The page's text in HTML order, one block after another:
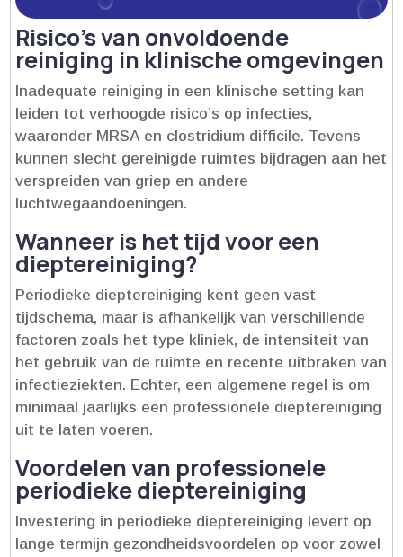
Risico’s van onvoldoende
reiniging in klinische omgevingen
Inadequate reiniging in een klinische setting kan
leiden tot verhoogde risico’s op infecties,
waaronder MRSA en clostridium difficile.​ Tevens
kunnen slecht gereinigde ruimtes bijdragen aan het
verspreiden van griep en andere
luchtwegaandoeningen.​
Wanneer is het tijd voor een
dieptereiniging?
Periodieke dieptereiniging kent geen vast
tijdschema, maar is afhankelijk van verschillende
factoren zoals het type kliniek, de intensiteit van
het gebruik van de ruimte en recente uitbraken van
infectieziekten.​ Echter, een algemene regel is om
minimaal jaarlijks een professionele dieptereiniging
uit te laten voeren.​
Voordelen van professionele
periodieke dieptereiniging
Investering in periodieke dieptereiniging levert op
lange termijn gezondheidsvoordelen op voor zowel